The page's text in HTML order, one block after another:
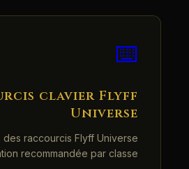
⌨️
clavier Flyff
Universe
des raccourcis Flyff Universe
recommandée par classe.